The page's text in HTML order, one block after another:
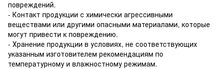
повреждений.
- Контакт продукции с химически агрессивными
веществами или другими опасными материалами, которые
могут привести к повреждению.
- Хранение продукции в условиях, не соответствующих
указанным изготовителем рекомендациям по
температурному и влажностному режимам.